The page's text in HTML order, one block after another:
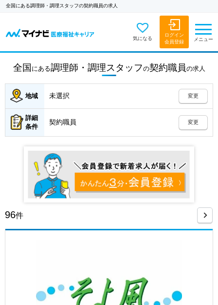
全国にある調理師・調理スタッフの契約職員の求人
気になる
ログイン
会員登録
メニュー
全国 にある調理師・調理スタッフの契約職員の求人
地域 未選択 変更
詳細
条件
契約職員 変更
96件